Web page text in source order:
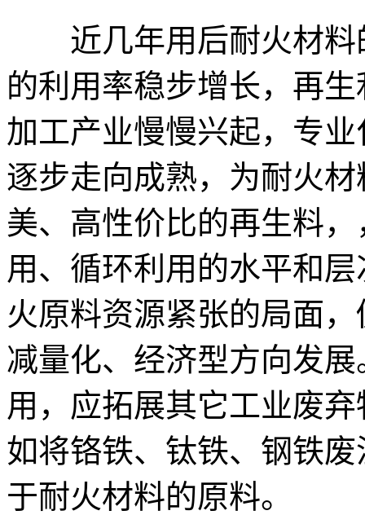
近几年用后耐火材料
的利用率稳步增长，再
加工产业慢慢兴起，专
逐步走向成熟，为耐火
美、高性价比的再生料
用、循环利用的水平和
火原料资源紧张的局面
减量化、经济型方向发
用，应拓展其它工业废
如将铬铁、钛铁、钢铁
于耐火材料的原料。